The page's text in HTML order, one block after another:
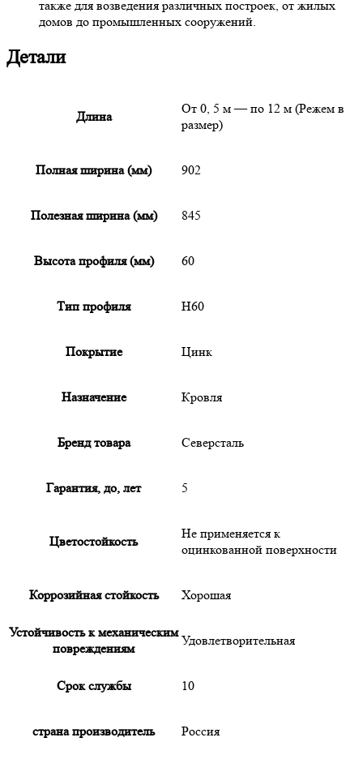
также для возведения различных построек, от жилых
домов до промышленных сооружений.
Детали
Длина
От 0, 5 м — по 12 м (Режем в
размер)
Полная ширина (мм) 902
Полезная ширина (мм) 845
Высота профиля (мм) 60
Тип профиля Н60
Покрытие Цинк
Назначение Кровля
Бренд товара Северсталь
Гарантия, до, лет 5
Цветостойкость
Не применяется к
оцинкованной поверхности
Коррозийная стойкость Хорошая
Устойчивость к механическим
повреждениям
Удовлетворительная
Срок службы 10
страна производитель Россия